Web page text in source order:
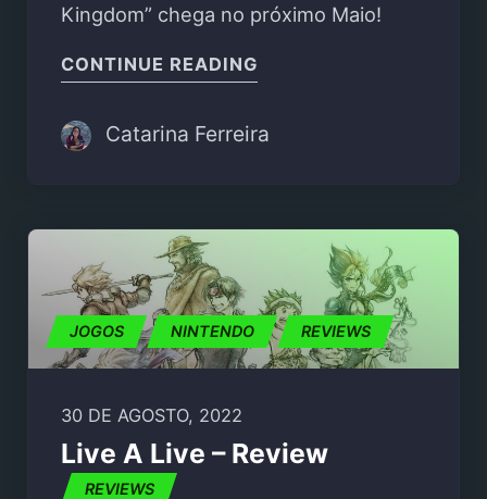
Kingdom” chega no próximo Maio!
CONTINUE READING
Catarina Ferreira
JOGOS NINTENDO REVIEWS
30 DE AGOSTO, 2022
Live A Live – Review
REVIEWS